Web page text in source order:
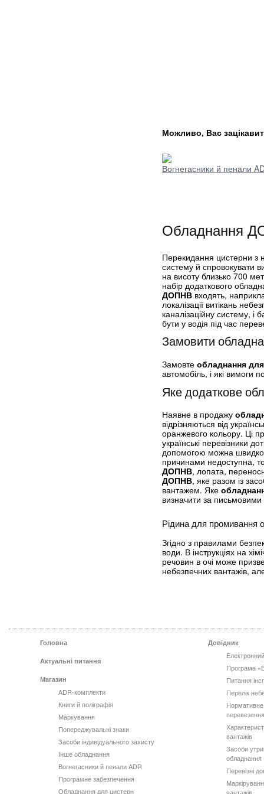
Можливо, Вас
Вогнегасники й пенали
Обладнання
Перекидання цистерни з
систему й спровокувати
на висоту близько 700
набір додаткового
ДОПНВ входять,
локалізації витікань
каналізаційну систему, і
бути у водія під час
Замовити
Замовте обладнання
автомобіль, і які вимоги
Яке додаткове
Наявне в продажу
відрізняються від
оранжевого кольору. Ці
українські перевізники
допомогою можна швидко
причинами недоступна,
ДОПНВ, лопата,
ДОПНВ, яке разом із
вантажем. Яке
визначити за письмовими
Рідина для промивання
Згідно з правилами
води. В інструкціях на
речовин в очі може
небезпечних вантажів,
Головна
Актуальні питання
Магазин
ADR-комплекти
Книги й поліграфія
Маркування
Попереджувальні знаки
Засоби індивідуального захисту
Інше обладнання
Вогнегасники й пенали ADR
Програмне забезпечення
Обладнання для цистерн
Довідник
Програма
Питання
Перелік
вантажів
Засоби
обладнання
Перевізні